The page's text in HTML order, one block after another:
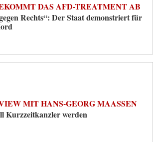
DAS AFD-TREATMENT AB
Rechts“: Der Staat demonstriert für
MIT HANS-GEORG MAASSEN
Kurzzeitkanzler werden